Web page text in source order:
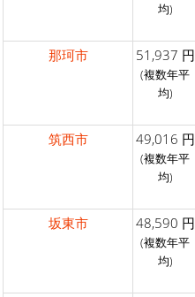
均)
那珂市 51,937 円
(複数年平
均)
筑西市 49,016 円
(複数年平
均)
坂東市 48,590 円
(複数年平
均)